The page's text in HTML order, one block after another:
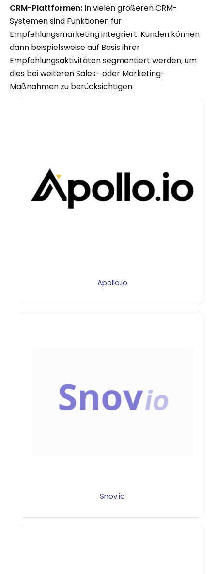
CRM-Plattformen: In vielen größeren CRM-
Systemen sind Funktionen für
Empfehlungsmarketing integriert. Kunden können
dann beispielsweise auf Basis ihrer
Empfehlungsaktivitäten segmentiert werden, um
dies bei weiteren Sales- oder Marketing-
Maßnahmen zu berücksichtigen.
Apollo.io
Snov.io